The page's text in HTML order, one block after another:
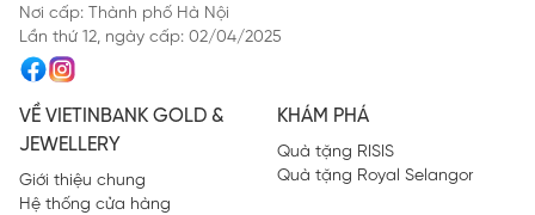
Nơi cấp: Thành phố Hà Nội
Lần thứ 12, ngày cấp: 02/04/2025
VỀ VIETINBANK GOLD &
JEWELLERY
Giới thiệu chung
Hệ thống cửa hàng
KHÁM PHÁ
Quà tặng RISIS
Quà tặng Royal Selangor